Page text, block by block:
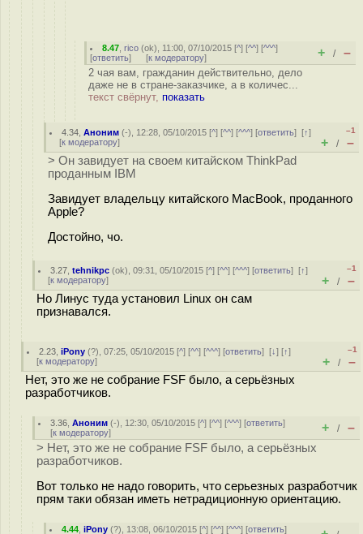
8.47 ,rico (ok), 11:00, 07/10/2015 [^] [^^] [^^^]
[ответить] [к модератору] + / –
2 чая вам, гражданин действительно, дело
даже не в стране-заказчике, а в количес...
текст свёрнут, показать
4.34 ,Аноним (-), 12:28, 05/10/2015 [^] [^^] [^^^] [ответить][↑]
[к модератору]
–1
+ / –
> Он завидует на своем китайском ThinkPad
проданным IBM
Завидует владельцу китайского MacBook, проданного
Apple?
Достойно, чо.
3.27 ,tehnikpc (ok), 09:31, 05/10/2015 [^] [^^] [^^^] [ответить][↑]
[к модератору]
–1
+ / –
Но Линус туда установил Linux он сам
признавался.
2.23 ,iPony (?), 07:25, 05/10/2015 [^] [^^] [^^^] [ответить][↓] [↑]
[к модератору]
–1
+ / –
Нет, это же не собрание FSF было, а серьёзных
разработчиков.
3.36 ,Аноним (-), 12:30, 05/10/2015 [^] [^^] [^^^] [ответить]
[к модератору] + / –
> Нет, это же не собрание FSF было, а серьёзных
разработчиков.
Вот только не надо говорить, что серьезных разработчик
прям таки обязан иметь нетрадиционную ориентацию.
4.44 ,iPony (?), 13:08, 06/10/2015 [^] [^^] [^^^] [ответить]